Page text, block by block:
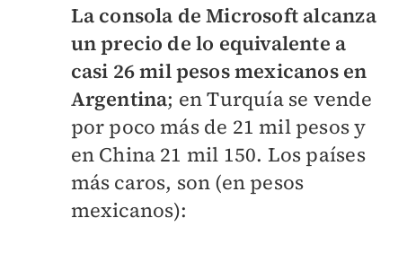
La consola de Microsoft alcanza
un precio de lo equivalente a
casi 26 mil pesos mexicanos en
Argentina; en Turquía se vende
por poco más de 21 mil pesos y
en China 21 mil 150. Los países
más caros, son (en pesos
mexicanos):